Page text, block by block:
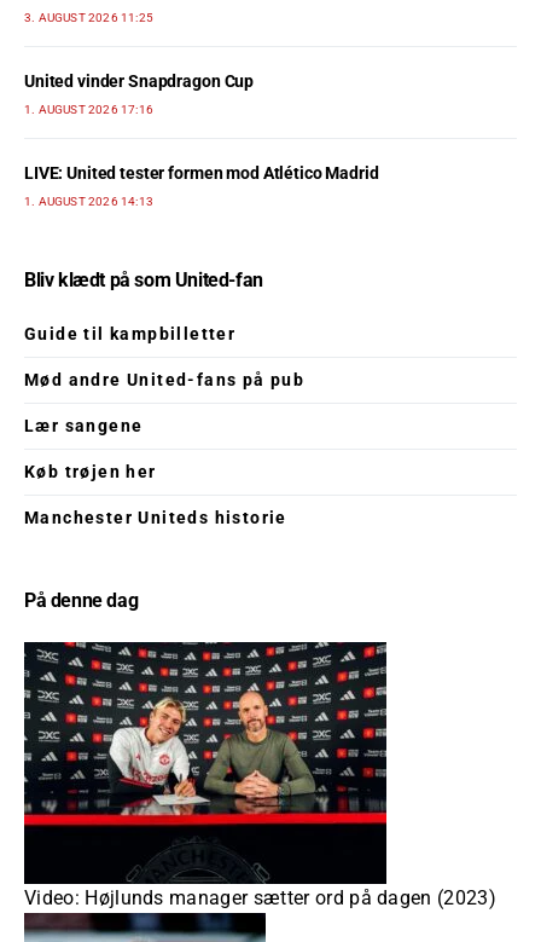
3. AUGUST 2026 11:25
United vinder Snapdragon Cup
1. AUGUST 2026 17:16
LIVE: United tester formen mod Atlético Madrid
1. AUGUST 2026 14:13
Bliv klædt på som United-fan
Guide til kampbilletter
Mød andre United-fans på pub
Lær sangene
Køb trøjen her
Manchester Uniteds historie
På denne dag
Video: Højlunds manager sætter ord på dagen (2023)